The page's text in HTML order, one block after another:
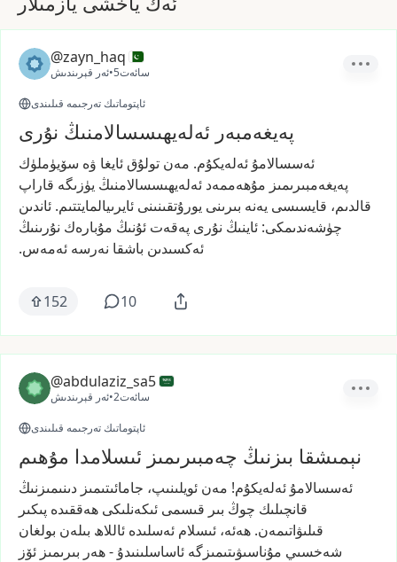
@zayn_haq
ئەر قېرىندىش• 5سائەت
ئاپتوماتىك تەرجىمە قىلىندى
پەيغەمبەر ئەلەيھىسسالامنىڭ نۇرى
ئەسسالامۇ ئەلەيكۇم. مەن تولۇقئايغا ۋە سۆيۈملۈك
پەيغەمبىرىمىز مۇھەممەد ئەلەيھىسسالامنىڭ يۈزىگە قاراپ
قالدىم، قايسىسى يەنە بىرىنى يورۇتقىنىنى ئايرىيالمايتتىم. ئاندىن
چۈشەندىمكى: ئاينىڭ نۇرى پەقەت ئۇنىڭ مۇبارەك نۇرىنىڭ
ئەكسىدىن باشقا نەرسە ئەمەس.
152 10
@abdulaziz_sa5
ئەر قېرىندىش• 2سائەت
ئاپتوماتىك تەرجىمە قىلىندى
نېمىشقا بىزنىڭ چەمبىرىمىز ئىسلامدا مۇھىم
ئەسسالامۇ ئەلەيكۇم! مەن ئويلىنىپ، جامائىتىمىز دىنىمىزنىڭ
قانچىلىك چوڭ بىر قىسمى ئىكەنلىكى ھەققىدە پىكىر
قىلىۋاتىمەن. ھەئە، ئىسلام ئەسلىدە ئاللاھ بىلەن بولغان
شەخسىي مۇناسىۋىتىمىزگە ئاساسلىنىدۇ -ھەر بىرىمىز ئۆز